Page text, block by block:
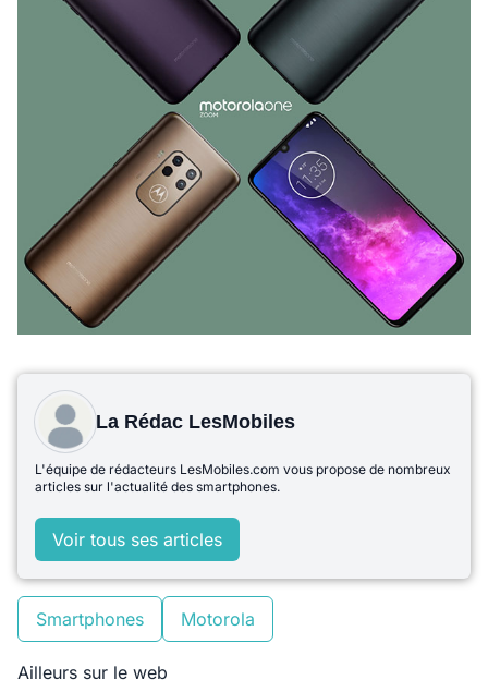
La Rédac LesMobiles
L'équipe de rédacteurs LesMobiles.com vous propose de nombreux
articles sur l'actualité des smartphones.
Voir tous ses articles
Smartphones Motorola
Ailleurs sur le web